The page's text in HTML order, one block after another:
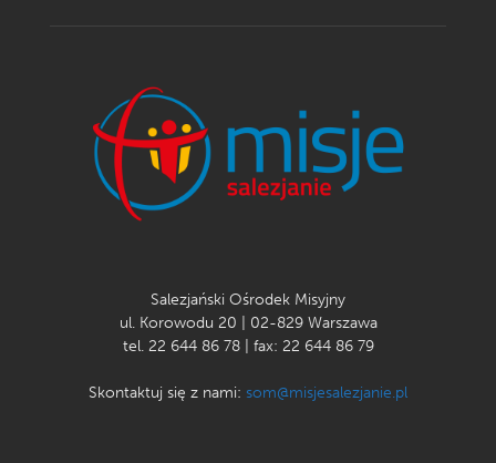
Salezjański Ośrodek Misyjny
ul. Korowodu 20 | 02-829 Warszawa
tel. 22 644 86 78 | fax: 22 644 86 79
Skontaktuj się z nami: som@misjesalezjanie.pl